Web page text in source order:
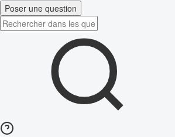
Poser une question